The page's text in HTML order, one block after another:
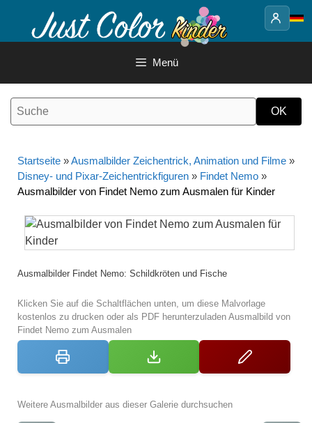
Inhalt
Menü
Startseite »Ausmalbilder Zeichentrick, Animation und Filme »
Disney- und Pixar-Zeichentrickfiguren » Findet Nemo »
Ausmalbilder von Findet Nemo zum Ausmalen für Kinder
Ausmalbilder Findet Nemo: Schildkröten und Fische
Klicken Sie auf die Schaltflächen unten, um diese Malvorlage
kostenlos zu drucken oder als PDF herunterzuladen Ausmalbild von
Findet Nemo zum Ausmalen
Weitere Ausmalbilder aus dieser Galerie durchsuchen